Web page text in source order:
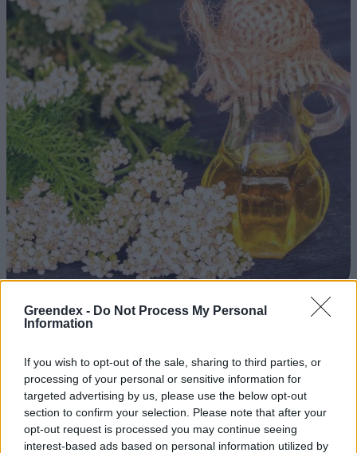
Greendex - Do Not Process My Personal
Information
If you wish to opt-out of the sale, sharing to third parties, or
processing of your personal or sensitive information for
targeted advertising by us, please use the below opt-out
section to confirm your selection. Please note that after your
opt-out request is processed you may continue seeing
interest-based ads based on personal information utilized by
Ezt a növényt már az őskorban is ismerték, a népi gyógyászatban
Születésnapi programokkal várja a
hétvégén a közönséget a 160 éves
Fővárosi Állatkert